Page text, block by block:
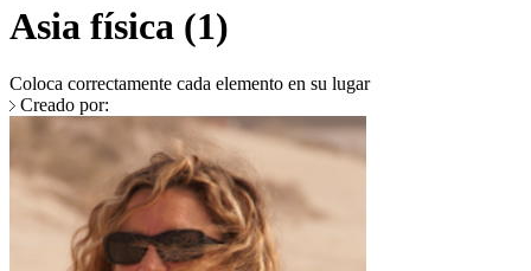
Asia física (1)
Coloca correctamente cada elemento en su lugar
Creado por: